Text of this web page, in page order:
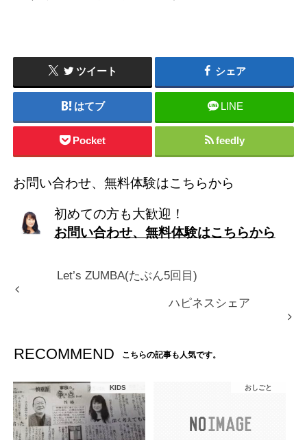
ツイート シェア
はてブ LINE
Pocket feedly
お問い合わせ、無料体験はこちらから
初めての方も大歓迎！
お問い合わせ、無料体験はこちらから
Let’s ZUMBA(たぶん5回目)
ハピネスシェア
RECOMMEND こちらの記事も人気です。
KIDS おしごと